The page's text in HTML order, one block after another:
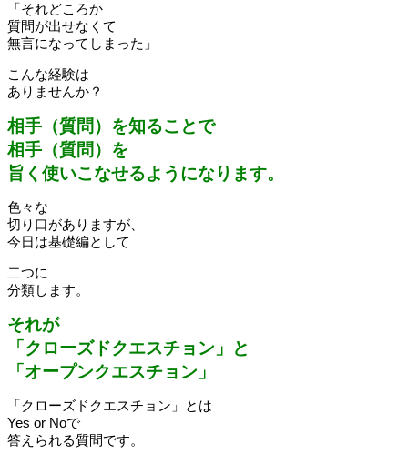
「それどころか
質問が出せなくて
無言になってしまった」
こんな経験は
ありませんか？
相手（質問）を知ることで
相手（質問）を
旨く使いこなせるようになります。
色々な
切り口がありますが、
今日は基礎編として
二つに
分類します。
それが
「クローズドクエスチョン」と
「オープンクエスチョン」
「クローズドクエスチョン」とは
Yes or Noで
答えられる質問です。